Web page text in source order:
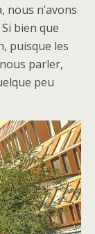
nous n’avons
bien que
puisque les
parler,
peu